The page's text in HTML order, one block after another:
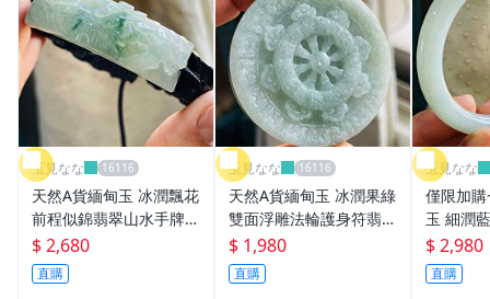
玉見なな
天然A貨緬甸玉 冰潤飄花
前程似錦翡翠山水手牌1
6CM手圍可調 門前老欉
發財樹深根碩大
$ 2,680
直購
玉見なな
天然A貨緬甸玉 冰潤果綠
雙面浮雕法輪護身符翡翠
玉牌 起冰過底滿色 厚裝
鐲心 依君所求還君所願
$ 1,980
直購
玉見なな
僅限加
玉 細潤
圓骨鐲
肉淡綠
綴 完美鐲
$ 2,980
直購